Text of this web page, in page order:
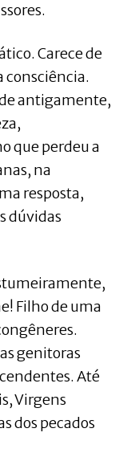
Carece de
consciência.
antigamente,
que perdeu a
na
resposta,
dúvidas
Filho de uma
genitoras
Até
Virgens
dos pecados